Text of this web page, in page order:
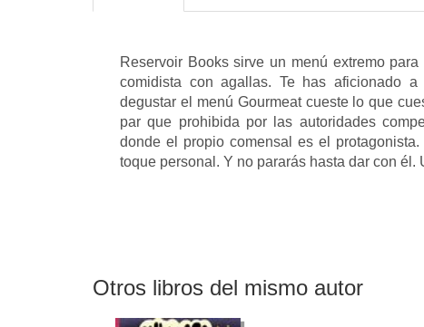
Reservoir Books sirve un menú extremo
comidista con agallas. Te has aficionado
degustar el menú Gourmeat cueste lo que
par que prohibida por las autoridades
donde el propio comensal es el
toque personal. Y no pararás hasta dar con
Otros libros del mismo autor